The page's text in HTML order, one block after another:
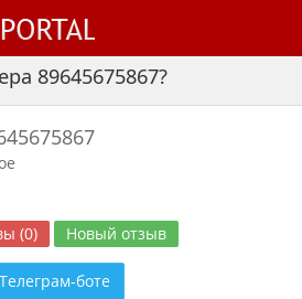
89645675867?
(0) Новый отзыв
боте